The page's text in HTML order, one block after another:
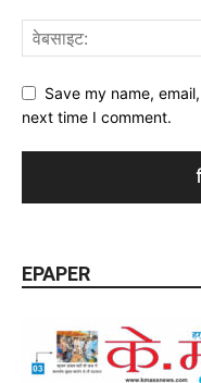
Save my name,
next time I comment.
EPAPER